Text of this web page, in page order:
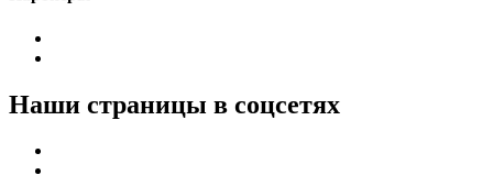
Наши страницы в соцсетях